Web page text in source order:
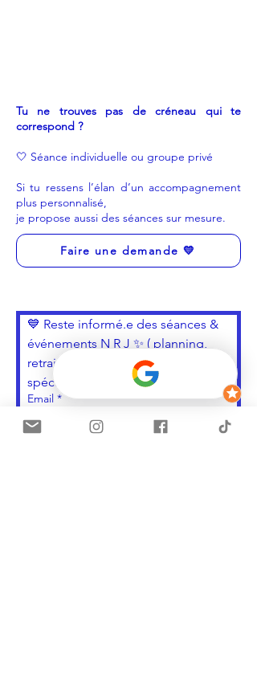
Tu ne trouves pas de créneau qui te
correspond ?
🤍 Séance individuelle ou groupe privé
Si tu ressens l’élan d’un accompagnement
plus personnalisé,
je propose aussi des séances sur mesure.
Faire une demande 💛
💙 Reste informé.e des séances &
événements N R J ✨ ( planning,
retraite, nouveautés, séances
spéciales... )
Email *